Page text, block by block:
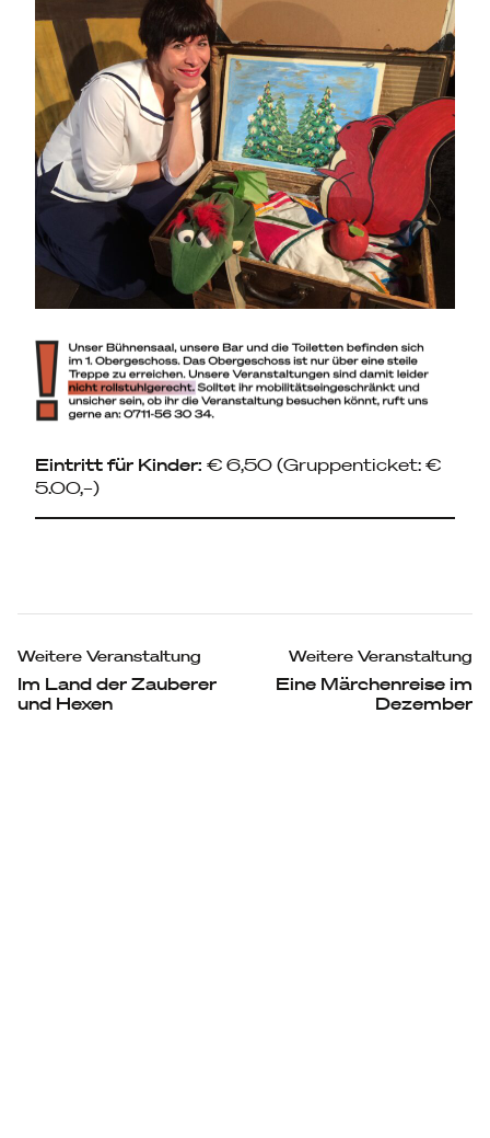
Eintritt für Kinder: € 6,50 (Gruppenticket: €
5.00,–)
Beitragsnavigation
Weitere Veranstaltung
Im Land der Zauberer
und Hexen
Weitere Veranstaltung
Eine Märchenreise im
Dezember